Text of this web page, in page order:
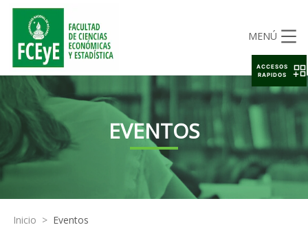
MENÚ
EVENTOS
Inicio > Eventos
ACCESOS
RAPIDOS